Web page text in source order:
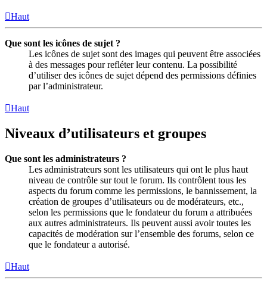
Haut
Que sont les icônes de sujet ?
Les icônes de sujet sont des images qui peuvent être associées
à des messages pour refléter leur contenu. La possibilité
d’utiliser des icônes de sujet dépend des permissions définies
par l’administrateur.
Haut
Niveaux d’utilisateurs et groupes
Que sont les administrateurs ?
Les administrateurs sont les utilisateurs qui ont le plus haut
niveau de contrôle sur tout le forum. Ils contrôlent tous les
aspects du forum comme les permissions, le bannissement, la
création de groupes d’utilisateurs ou de modérateurs, etc.,
selon les permissions que le fondateur du forum a attribuées
aux autres administrateurs. Ils peuvent aussi avoir toutes les
capacités de modération sur l’ensemble des forums, selon ce
que le fondateur a autorisé.
Haut